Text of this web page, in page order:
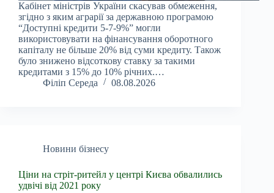
Кабінет міністрів України скасував обмеження,
згідно з яким аграрії за державною програмою
“Доступні кредити 5-7-9%” могли
використовувати на фінансування оборотного
капіталу не більше 20% від суми кредиту. Також
було знижено відсоткову ставку за такими
кредитами з 15% до 10% річних.…
Філіп Середа
08.08.2026
Новини бізнесу
Ціни на стріт-ритейл у центрі Києва обвалились
удвічі від 2021 року